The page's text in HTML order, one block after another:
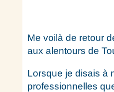
Me voilà de retour
aux alentours de
Lorsque je disais à
professionnelles